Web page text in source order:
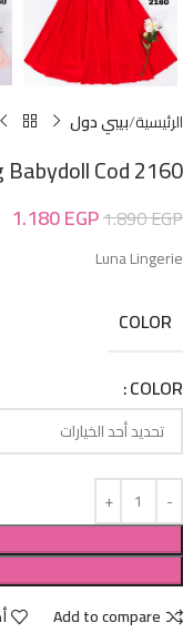
الرئيسية بيبي دول
Babydoll Cod 2160
1.890EGP
1.180EGP
Luna Lingerie
COLOR
COLOR
Add to compare